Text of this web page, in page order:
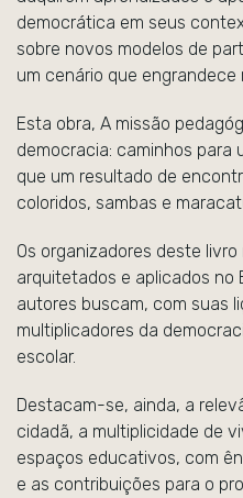
democrática em seus
sobre novos modelos de
um cenário que
Esta obra, A missão
democracia: caminhos para
que um resultado de
coloridos, sambas e
Os organizadores deste
arquitetados e aplicados no
autores buscam, com suas
multiplicadores da
escolar.
Destacam-se, ainda, a
cidadã, a multiplicidade de
espaços educativos, com
e as contribuições para o